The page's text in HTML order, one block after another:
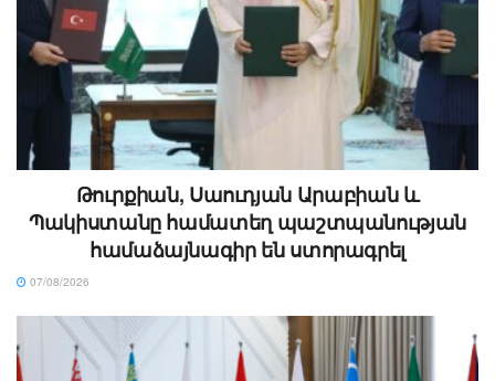
Թուրքիան, Սաուդյան Արաբիան և
Պակիստանը համատեղ պաշտպանության
համաձայնագիր են ստորագրել
07/08/2026